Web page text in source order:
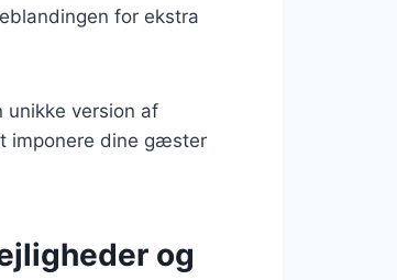
for ekstra
unikke version af
imponere dine gæster
og